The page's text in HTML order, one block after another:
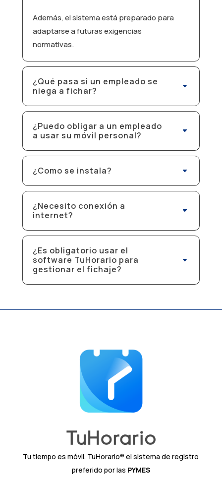
Además, el sistema está preparado para
adaptarse a futuras exigencias
normativas.
¿Qué pasa si un empleado se
niega a fichar?
¿Puedo obligar a un empleado
a usar su móvil personal?
¿Como se instala?
¿Necesito conexión a
internet?
¿Es obligatorio usar el
software TuHorario para
gestionar el fichaje?
Tu tiempo es móvil. TuHorario® el sistema de registro
preferido por las PYMES